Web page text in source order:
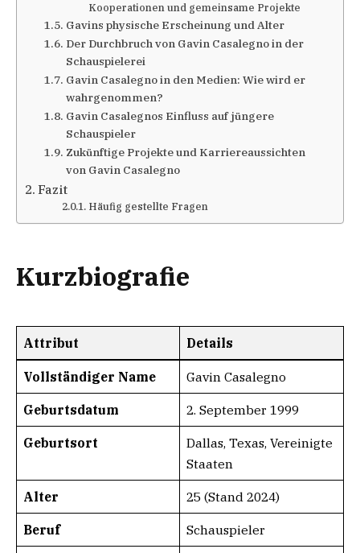
Kooperationen und gemeinsame Projekte
Gavins physische Erscheinung und Alter
Der Durchbruch von Gavin Casalegno in der
Schauspielerei
Gavin Casalegno in den Medien: Wie wird er
wahrgenommen?
Gavin Casalegnos Einfluss auf jüngere
Schauspieler
Zukünftige Projekte und Karriereaussichten
von Gavin Casalegno
Fazit
Häufig gestellte Fragen
Kurzbiografie
Attribut Details
Vollständiger Name Gavin Casalegno
Geburtsdatum 2. September 1999
Geburtsort
Dallas, Texas, Vereinigte
Staaten
Alter 25 (Stand 2024)
Beruf Schauspieler